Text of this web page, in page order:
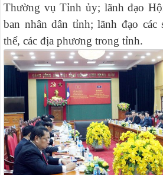
Thường vụ Tỉnh ủy; lãnh đạo
ban nhân dân tỉnh; lãnh đạo các
thể, các địa phương trong tỉnh.